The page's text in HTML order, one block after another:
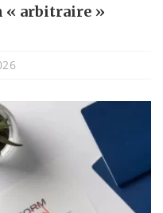
« arbitraire »